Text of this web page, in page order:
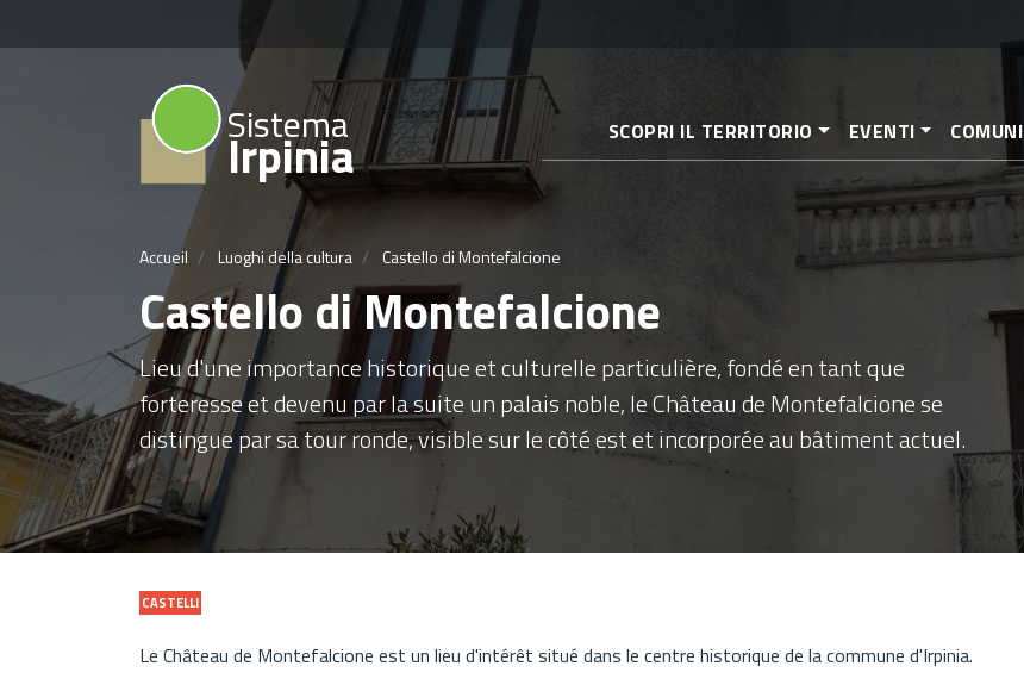
Sistema
Irpinia SCOPRI IL TERRITORIO EVENTI COMUNI
Accueil Luoghi della cultura Castello di Montefalcione
Castello di Montefalcione
Lieu d'une importance historique et culturelle particulière, fondé en tant que
forteresse et devenu par la suite un palais noble, le Château de Montefalcione se
distingue par sa tour ronde, visible sur le côté est et incorporée au bâtiment actuel.
CASTELLI
Le Château de Montefalcione est un lieu d'intérêt situé dans le centre historique de la commune d'Irpinia.